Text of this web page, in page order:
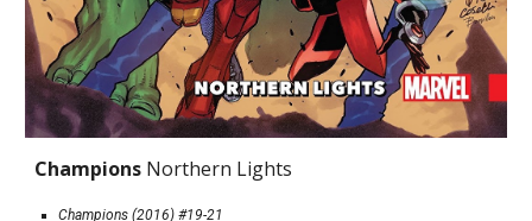
Champions Northern Lights
Champions (2016) #19-21